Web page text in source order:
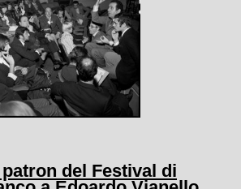
del Festival di